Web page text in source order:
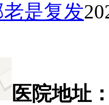
是复发
医院地址